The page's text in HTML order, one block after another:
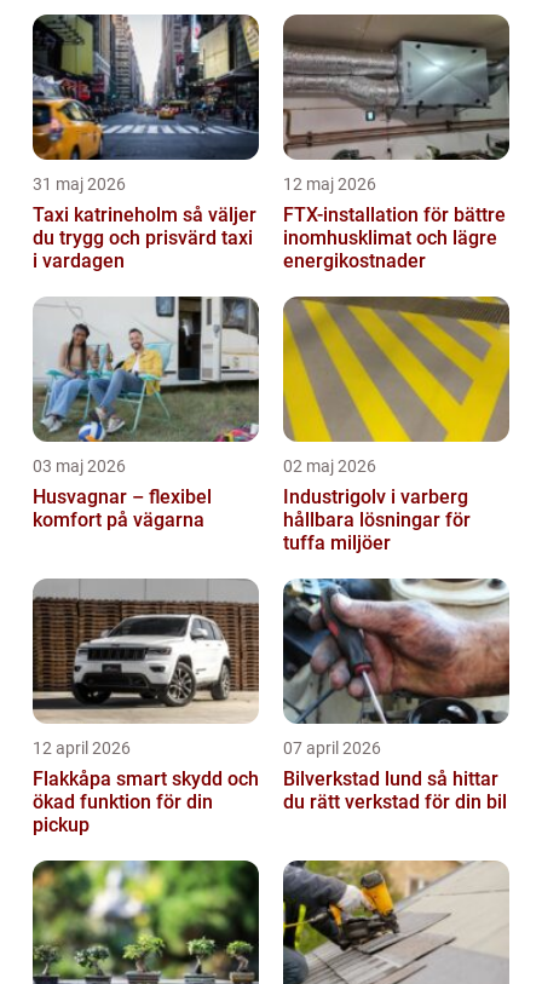
31 maj 2026
Taxi katrineholm så väljer
du trygg och prisvärd taxi
i vardagen
12 maj 2026
FTX-installation för bättre
inomhusklimat och lägre
energikostnader
03 maj 2026
Husvagnar – flexibel
komfort på vägarna
02 maj 2026
Industrigolv i varberg
hållbara lösningar för
tuffa miljöer
12 april 2026
Flakkåpa smart skydd och
ökad funktion för din
pickup
07 april 2026
Bilverkstad lund så hittar
du rätt verkstad för din bil